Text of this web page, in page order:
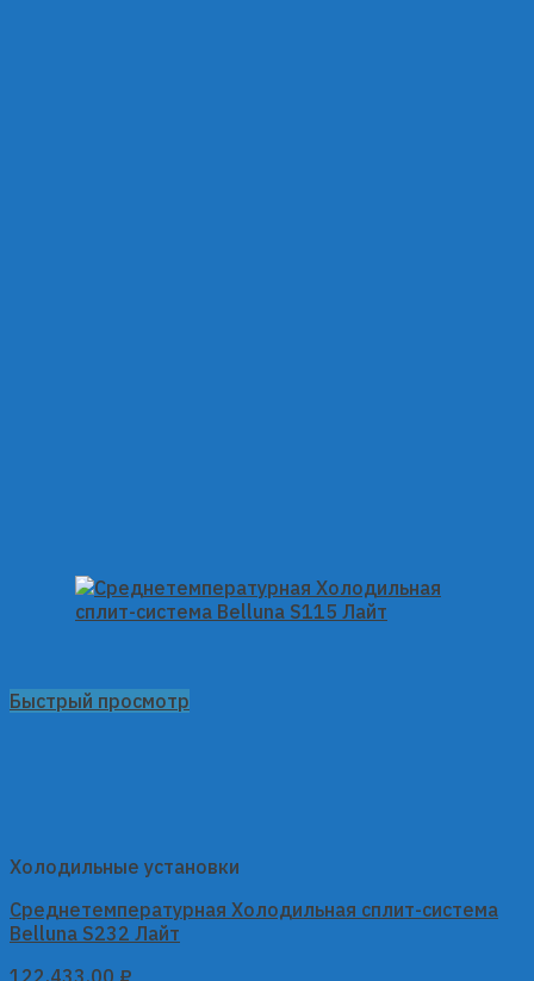
Быстрый просмотр
Холодильные установки
Среднетемпературная Холодильная сплит-система
Belluna S232 Лайт